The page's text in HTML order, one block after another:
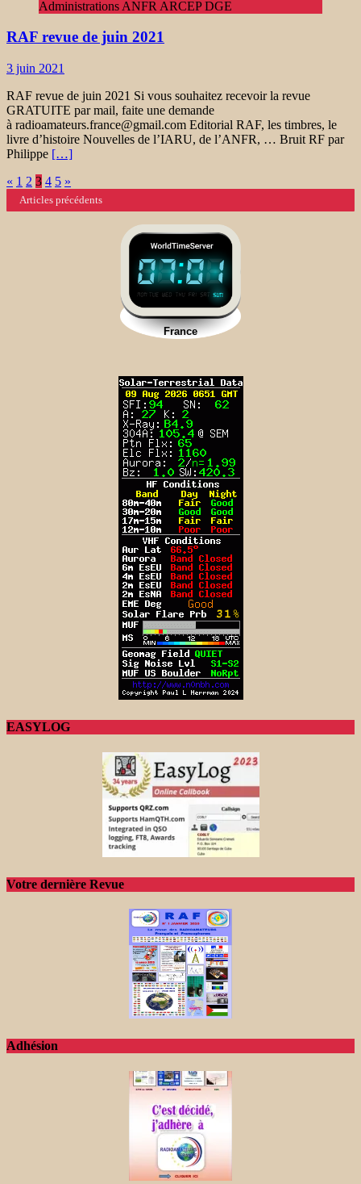
Administrations ANFR ARCEP DGE
RAF revue de juin 2021
3 juin 2021
RAF revue de juin 2021 Si vous souhaitez recevoir la revue
GRATUITE par mail, faite une demande
à radioamateurs.france@gmail.com Editorial RAF, les timbres, le
livre d’histoire Nouvelles de l’IARU, de l’ANFR, … Bruit RF par
Philippe […]
Navigation
des
« 1 2 3 4 5 »
Articles précédents
EASYLOG
Votre dernière Revue
Adhésion